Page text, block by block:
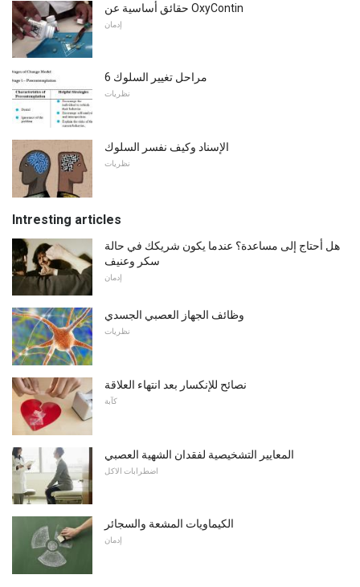
حقائق أساسية عن OxyContin
إدمان
6 مراحل تغيير السلوك
نظريات
الإسناد وكيف نفسر السلوك
نظريات
Intresting articles
هل أحتاج إلى مساعدة؟ عندما يكون شريكك في حالة
سكر وعنيف
إدمان
وظائف الجهاز العصبي الجسدي
نظريات
نصائح للإنكسار بعد انتهاء العلاقة
كآبة
المعايير التشخيصية لفقدان الشهية العصبي
اضطرابات الاكل
الكيماويات المشعة والسجائر
إدمان